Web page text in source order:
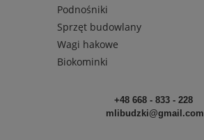
Podnośniki
Sprzęt budowlany
Wagi hakowe
Biokominki
+48 668 - 833 - 228
mlibudzki@gmail.com